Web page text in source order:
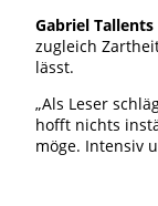
Gabriel Tallents
zugleich
lässt.
„Als Leser
hofft nichts
möge. Intensiv